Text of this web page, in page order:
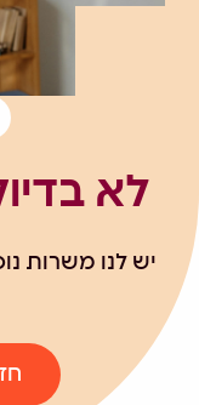
לא
יש לנו משרות